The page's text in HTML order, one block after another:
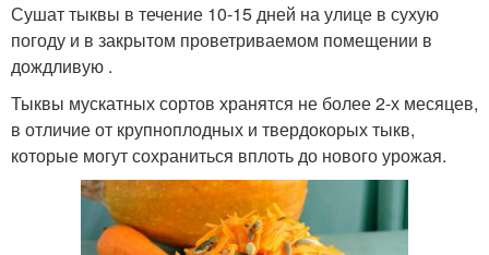
Сушат тыквы в течение 10-15 дней на улице в сухую
погоду и в закрытом проветриваемом помещении в
дождливую .
Тыквы мускатных сортов хранятся не более 2-х месяцев,
в отличие от крупноплодных и твердокорых тыкв,
которые могут сохраниться вплоть до нового урожая.